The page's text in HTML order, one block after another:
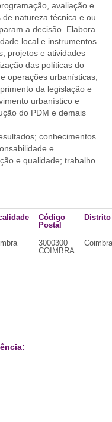
avaliação e
natureza técnica e ou
a decisão. Elabora
local e instrumentos
projetos e atividades
das políticas do
operações urbanísticas,
da legislação e
urbanístico e
do PDM e demais
conhecimentos
e
e qualidade; trabalho
Código
Postal
Distrito
3000300
COIMBRA
Coimbra